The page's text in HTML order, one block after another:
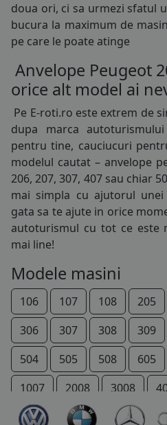
doua ori, ci sa urmezi sfatul
bucura la maximum de
pe care le poate atinge
Anvelope Peugeot
orice alt model ai
Pe E-roti.ro este extrem de
dupa marca
pentru tine, cauciucuri
modelul cautat – anvelope
206, 207, 307, 407 sau chiar
mai simpla cu ajutorul
gata sa te ajute in orice
autoturismul cu tot ce este
mai line!
Modele masini
106 107 108 205
306
307 308 309
504
505 508 605
1007
2008 3008
206 +
207 + Bipper
185/60R15
185/65R15
195/55R15
195/60R15
195/65R15
195/70R15
205/60R15
205/65R15
205/70R15
215/65R15
215/70R15
225/70R15
255/75R15
185/75R16
195/45R16